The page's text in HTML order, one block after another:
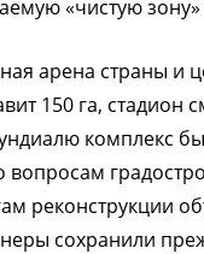
«чистую
арена страны
150 га, стадион
комплекс
реконструкции
сохранили